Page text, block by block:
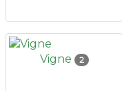
Vigne 2